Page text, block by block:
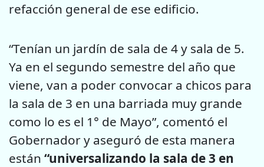
refacción general de ese edificio.
“Tenían un jardín de sala de 4 y sala de 5.
Ya en el segundo semestre del año que
viene, van a poder convocar a chicos para
la sala de 3 en una barriada muy grande
como lo es el 1° de Mayo”, comentó el
Gobernador y aseguró de esta manera
están “universalizando la sala de 3 en